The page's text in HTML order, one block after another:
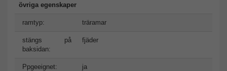
övriga egenskaper
ramtyp: träramar
stängs på
baksidan:
fjäder
Ppgeeignet: ja